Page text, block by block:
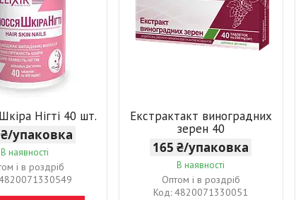
Нігті 40 шт.
упаковка
В наявності
і в роздріб
Екстрактакт виноградних
зерен 40
165 ₴/упаковка
В наявності
Оптом і в роздріб
4820071330051